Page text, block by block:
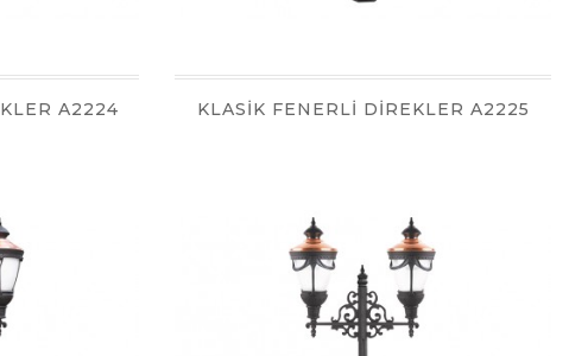
A2224 KLASİK FENERLİ DİREKLER A2225